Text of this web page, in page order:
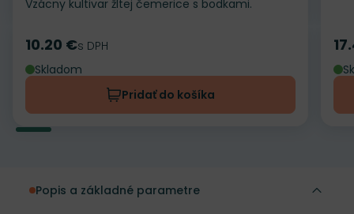
Vzácny kultivar žltej čemerice s bodkami.
Cena
10.20 €s DPH
Skladom
Pridať do košíka
Popis a základné parametre